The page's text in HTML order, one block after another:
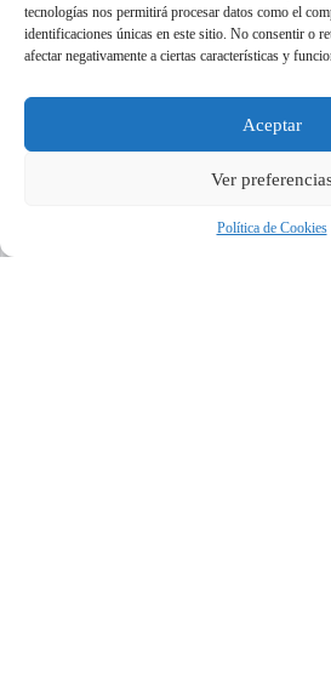
tecnologías nos permitirá procesar datos como el
identificaciones únicas en este sitio. No consentir o
afectar negativamente a ciertas características y
Aceptar
Ver
Política de Cookies
fermin.gp.psicologo@gmail.com
ENVÍAR MENSAJE